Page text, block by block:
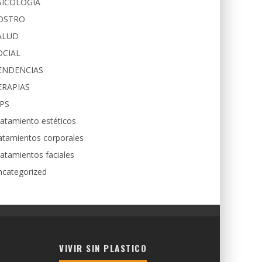
estéticos
corporales
faciales
VIVIR SIN PLASTICO